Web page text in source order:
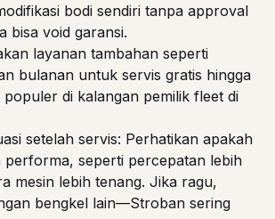
bodi sendiri tanpa approval
bisa void garansi.
layanan tambahan seperti
bulanan untuk servis gratis hingga
di kalangan pemilik fleet di
setelah servis: Perhatikan apakah
performa, seperti percepatan lebih
mesin lebih tenang. Jika ragu,
bengkel lain—Stroban sering